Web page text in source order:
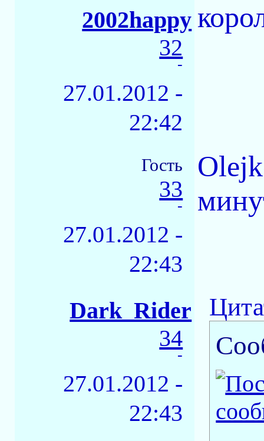
2002happy
32
-
27.01.2012 -
22:42
Гость
33
-
27.01.2012 -
22:43
Dark_Rider
34
-
27.01.2012 -
22:43